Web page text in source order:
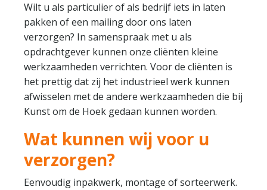
Wilt u als particulier of als bedrijf iets in laten
pakken of een mailing door ons laten
verzorgen? In samenspraak met u als
opdrachtgever kunnen onze cliënten kleine
werkzaamheden verrichten. Voor de cliënten is
het prettig dat zij het industrieel werk kunnen
afwisselen met de andere werkzaamheden die bij
Kunst om de Hoek gedaan kunnen worden.
Wat kunnen wij voor u
verzorgen?
Eenvoudig inpakwerk, montage of sorteerwerk.